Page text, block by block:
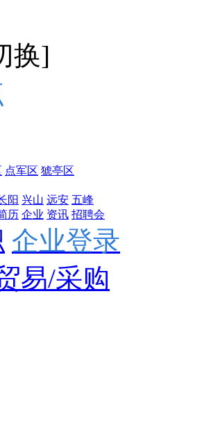
换]
点军区 猇亭区
阳 兴山 远安 五峰
历 企业 资讯 招聘会
企业登录
易/采购